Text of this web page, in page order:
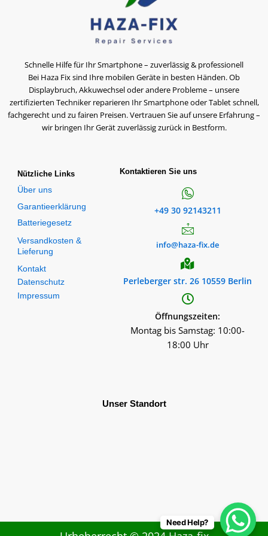
Schnelle Hilfe für Ihr Smartphone – zuverlässig & professionell
Bei Haza Fix sind Ihre mobilen Geräte in besten Händen. Ob
Displaybruch, Akkuwechsel oder andere Probleme – unsere
zertifizierten Techniker reparieren Ihr Smartphone oder Tablet schnell,
fachgerecht und zu fairen Preisen. Vertrauen Sie auf unsere Erfahrung –
wir bringen Ihr Gerät zuverlässig zurück in Bestform.
Nützliche Links
Über uns
Garantieerklärung
Batteriegesetz
Versandkosten &
Lieferung
Kontakt
Datenschutz
Impressum
Kontaktieren Sie uns
+49 30 92143211
info@haza-fix.de
Perleberger str. 26 10559 Berlin
Öffnungszeiten:
Montag bis Samstag: 10:00-
18:00 Uhr
Unser Standort
Need Help?